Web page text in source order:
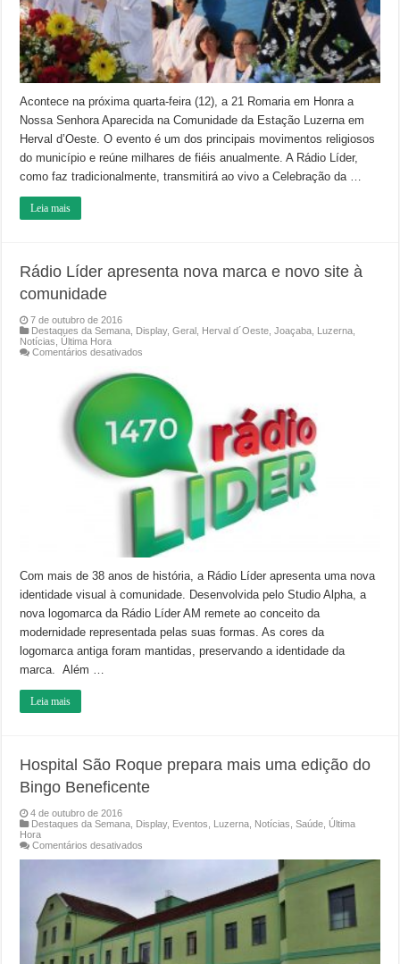
Acontece na próxima quarta-feira (12), a 21 Romaria em Honra a
Nossa Senhora Aparecida na Comunidade da Estação Luzerna em
Herval d’Oeste. O evento é um dos principais movimentos religiosos
do município e reúne milhares de fiéis anualmente. A Rádio Líder,
como faz tradicionalmente, transmitirá ao vivo a Celebração da …
Leia mais
Rádio Líder apresenta nova marca e novo site à
comunidade
7 de outubro de 2016
Destaques da Semana Display,Geral Herval d´Oeste ,Joaçaba Luzerna
Notícias
Última Hora
Comentários desativados
Líder
apresenta
novo
site
comunidade
Com mais de 38 anos de história, a Rádio Líder apresenta uma nova
identidade visual à comunidade. Desenvolvida pelo Studio Alpha, a
nova logomarca da Rádio Líder AM remete ao conceito da
modernidade representada pelas suas formas. As cores da
logomarca antiga foram mantidas, preservando a identidade da
marca. Além …
Leia mais
Hospital São Roque prepara mais uma edição do
Bingo Beneficente
4 de outubro de 2016
Destaques da Semana
Display, Eventos Luzerna Notícias ,Saúde
Última
Hora
Comentários desativados
mais
edição
do
Bingo
Beneficente